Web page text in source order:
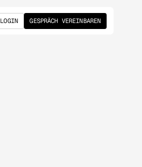
LOGIN GESPRÄCH VEREINBAREN